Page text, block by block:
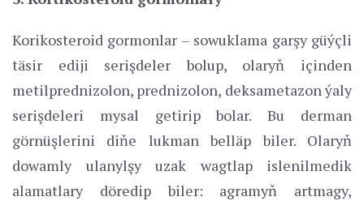
Korikosteroid gormonlar – sowuklama garşy güýçli
täsir ediji serişdeler bolup, olaryň içinden
metilprednizolon, prednizolon, deksametazon ýaly
serişdeleri mysal getirip bolar. Bu derman
görnüşlerini diňe lukman belläp biler. Olaryň
dowamly ulanylşy uzak wagtlap islenilmedik
alamatlary döredip biler: agramyň artmagy,